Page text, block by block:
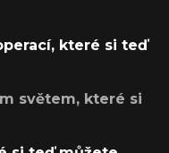
které si teď
světem, které si